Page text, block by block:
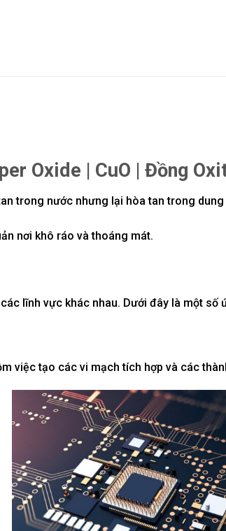
Oxide | CuO | Đồng
trong nước nhưng lại hòa tan trong dung
nơi khô ráo và thoáng mát.
lĩnh vực khác nhau. Dưới đây là một số
việc tạo các vi mạch tích hợp và các